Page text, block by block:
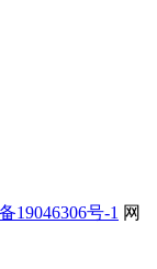
19046306号-1 网